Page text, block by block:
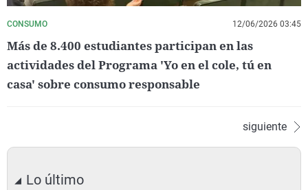
CONSUMO 12/06/2026 03:45
Más de 8.400 estudiantes participan en las
actividades del Programa 'Yo en el cole, tú en
casa' sobre consumo responsable
siguiente
Lo último